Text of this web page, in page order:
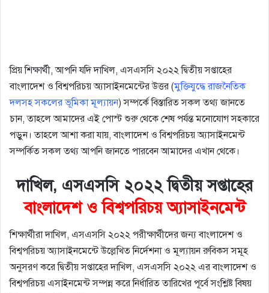
প্রিয় শিক্ষার্থী, আপনি যদি দাখিল, এসএসসি ২০২২ দ্বিতীয় সপ্তাহের
বাংলাদেশ ও বিশ্বপরিচয় অ্যাসাইনমেন্টের উত্তর (মুক্তিযুদ্ধে রাজনৈতিক
দলসহ সকলের ভূমিকা মূল্যায়ন) সম্পর্কে বিস্তারিত সকল তথ্য জানতে
চান, তাহলে আমাদের এই পোস্ট শুরু থেকে শেষ পর্যন্ত মনোযোগ সহকারে
পড়ুন। তাহলে আশা করা যায়, বাংলাদেশ ও বিশ্বপরিচয় অ্যাসাইনমেন্ট
সম্পর্কিত সকল তথ্য আপনি জানতে পারবেন আমাদের এখান থেকে।
দাখিল, এসএসসি ২০২২ দ্বিতীয় সপ্তাহের
বাংলাদেশ ও বিশ্বপরিচয় অ্যাসাইনমেন্ট
শিক্ষার্থীরা দাখিল, এসএসসি ২০২২ পরীক্ষার্থীদের জন্য বাংলাদেশ ও
বিশ্বপরিচয় অ্যাসাইনমেন্টে উল্লেখিত নির্দেশনা ও মূল্যায়ন রুবিকস সমূহ
অনুসরণ করে দ্বিতীয় সপ্তাহের দাখিল, এসএসসি ২০২২ এর বাংলাদেশ ও
বিশ্বপরিচয় এসাইনমেন্ট সম্পন্ন করে নির্ধারিত তারিখের পূর্বে সংশ্লিষ্ট বিষয়